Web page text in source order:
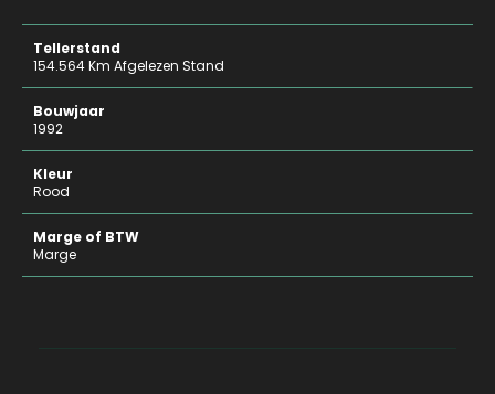
Tellerstand
154.564 Km Afgelezen Stand
Bouwjaar
1992
Kleur
Rood
Marge of BTW
Marge